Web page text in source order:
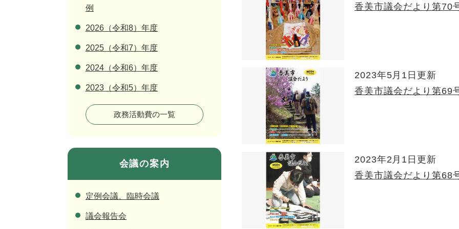
香美市議会だより第70
2023年5月1日更新
香美市議会だより第69
2023年2月1日更新
香美市議会だより第68
例
2026（令和8）年度
2025（令和7）年度
2024（令和6）年度
2023（令和5）年度
政務活動費の一覧
会議の案内
定例会議、臨時会議
議会報告会